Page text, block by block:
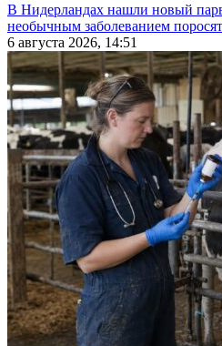
В Нидерландах нашли новый
необычным заболеванием поросят
6 августа 2026, 14:51